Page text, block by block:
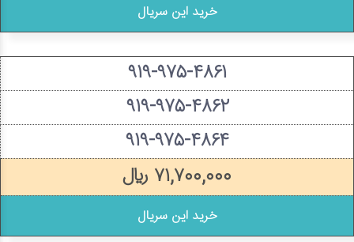
خرید این سریال
۹۱۹-۹۷۵-۴۸۶۱
۹۱۹-۹۷۵-۴۸۶۲
۹۱۹-۹۷۵-۴۸۶۴
۷۱,۷۰۰,۰۰۰ ریال
خرید این سریال